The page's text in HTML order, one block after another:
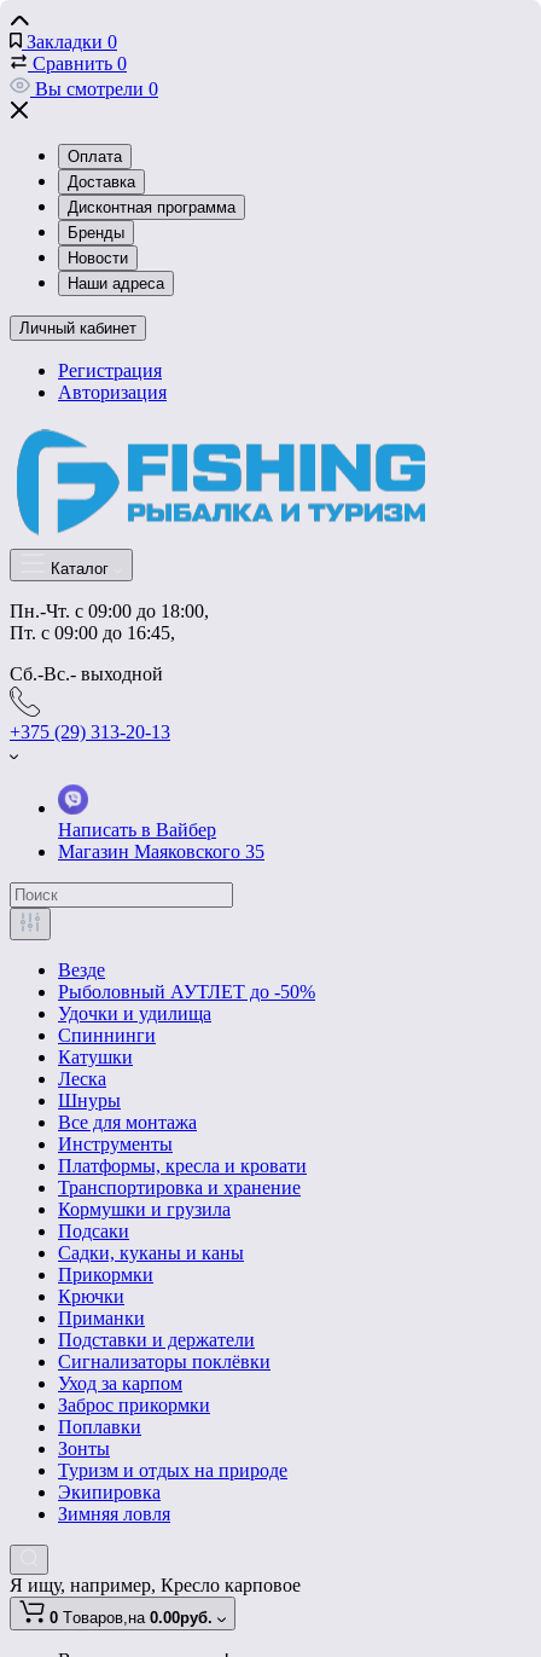
Закладки 0
Сравнить 0
Вы смотрели 0
Оплата
Доставка
Дисконтная программа
Бренды
Новости
Наши адреса
Личный кабинет
Регистрация
Авторизация
Каталог
Пн.-Чт. с 09:00 до 18:00,
Пт. с 09:00 до 16:45,
Сб.-Вс.- выходной
+375 (29) 313-20-13
Написать в Вайбер
Магазин Маяковского 35
Везде
Рыболовный АУТЛЕТ до -50%
Удочки и удилища
Спиннинги
Катушки
Леска
Шнуры
Все для монтажа
Инструменты
Платформы, кресла и кровати
Транспортировка и хранение
Кормушки и грузила
Подсаки
Садки, куканы и каны
Прикормки
Крючки
Приманки
Подставки и держатели
Сигнализаторы поклёвки
Уход за карпом
Заброс прикормки
Поплавки
Зонты
Туризм и отдых на природе
Экипировка
Зимняя ловля
Я ищу, например, Кресло карповое
0 Tоваров,на 0.00руб.